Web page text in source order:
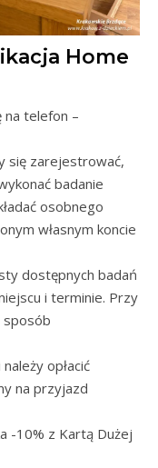
Home
na telefon –
się zarejestrować,
badanie
osobnego
własnym koncie
dostępnych badań
i terminie. Przy
sposób
opłacić
na przyjazd
-10% z Kartą Dużej